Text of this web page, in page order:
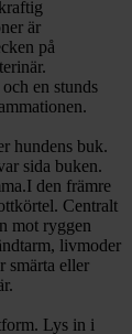
är
på
en stunds
hundens buk.
sida buken.
den främre
Centralt
mot ryggen
livmoder
smärta eller
Lys in i